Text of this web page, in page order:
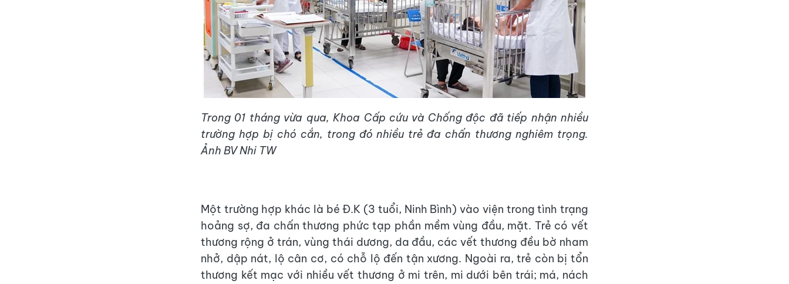
Trong 01 tháng vừa qua, Khoa Cấp cứu và Chống độc đã tiếp nhận nhiều
trường hợp bị chó cắn, trong đó nhiều trẻ đa chấn thương nghiêm trọng.
Ảnh BV Nhi TW
Một trường hợp khác là bé Đ.K (3 tuổi, Ninh Bình) vào viện trong tình trạng
hoảng sợ, đa chấn thương phức tạp phần mềm vùng đầu, mặt. Trẻ có vết
thương rộng ở trán, vùng thái dương, da đầu, các vết thương đều bờ nham
nhở, dập nát, lộ cân cơ, có chỗ lộ đến tận xương. Ngoài ra, trẻ còn bị tổn
thương kết mạc với nhiều vết thương ở mi trên, mi dưới bên trái; má, nách